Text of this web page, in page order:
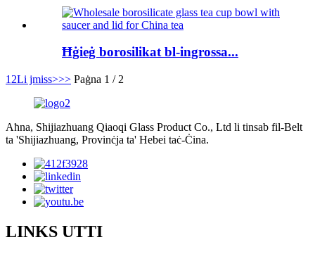
Ħġieġ borosilikat bl-ingrossa...
1 2Li jmiss>>> Paġna 1 / 2
Aħna, Shijiazhuang Qiaoqi Glass Product Co., Ltd li tinsab fil-Belt
ta 'Shijiazhuang, Provinċja ta' Hebei taċ-Ċina.
LINKS UTTI